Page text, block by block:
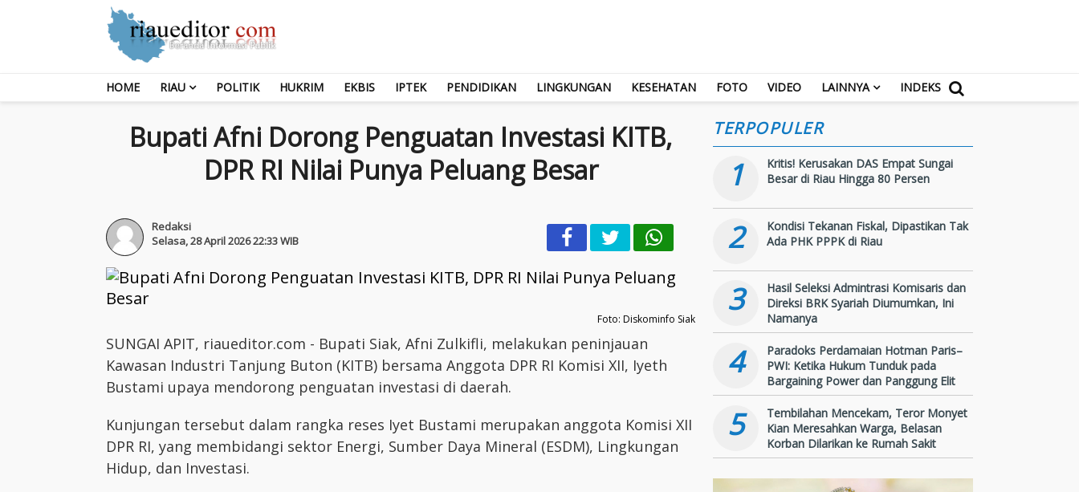
HOME RIAU POLITIK HUKRIM EKBIS IPTEK PENDIDIKAN LINGKUNGAN KESEHATAN FOTO VIDEO LAINNYA INDEKS
Bupati Afni Dorong Penguatan Investasi KITB,
DPR RI Nilai Punya Peluang Besar
Redaksi
Selasa, 28 April 2026 22:33 WIB
Foto: Diskominfo Siak
SUNGAI APIT, riaueditor.com - Bupati Siak, Afni Zulkifli, melakukan peninjauan
Kawasan Industri Tanjung Buton (KITB) bersama Anggota DPR RI Komisi XII, Iyeth
Bustami upaya mendorong penguatan investasi di daerah.
Kunjungan tersebut dalam rangka reses Iyet Bustami merupakan anggota Komisi XII
DPR RI, yang membidangi sektor Energi, Sumber Daya Mineral (ESDM), Lingkungan
Hidup, dan Investasi.
TERPOPULER
1
Kritis! Kerusakan DAS Empat Sungai
Besar di Riau Hingga 80 Persen
2
Kondisi Tekanan Fiskal, Dipastikan Tak
Ada PHK PPPK di Riau
3
Hasil Seleksi Admintrasi Komisaris dan
Direksi BRK Syariah Diumumkan, Ini
Namanya
4
Paradoks Perdamaian Hotman Paris–
PWI: Ketika Hukum Tunduk pada
Bargaining Power dan Panggung Elit
5
Tembilahan Mencekam, Teror Monyet
Kian Meresahkan Warga, Belasan
Korban Dilarikan ke Rumah Sakit